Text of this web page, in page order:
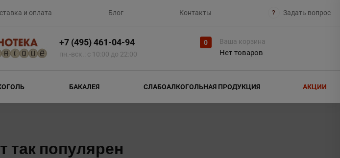
и оплата Блог Контакты ? Задать вопрос
+7 (495) 461-04-94
пн.-вск.: с 10:00 до 22:00
0 Ваша корзина
Нет товаров
БАКАЛЕЯ СЛАБОАЛКОГОЛЬНАЯ ПРОДУКЦИЯ АКЦИИ
так популярен